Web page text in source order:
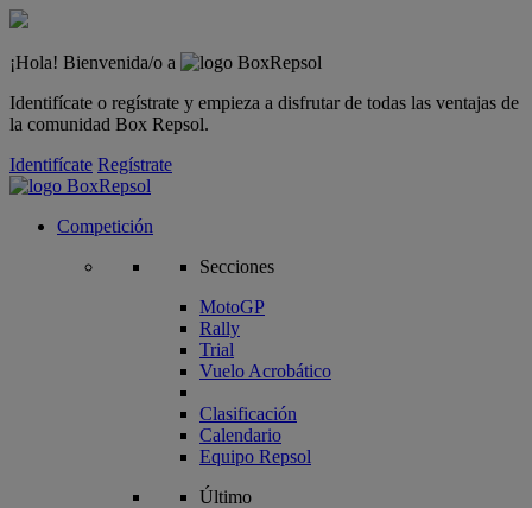
¡Hola! Bienvenida/o a
Identifícate o regístrate y empieza a disfrutar de todas las ventajas de
la comunidad Box Repsol.
Identifícate Regístrate
Competición
Secciones
MotoGP
Rally
Trial
Vuelo Acrobático
Clasificación
Calendario
Equipo Repsol
Último